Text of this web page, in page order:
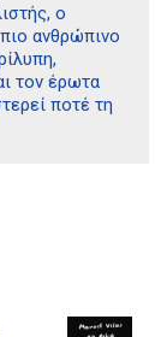
ο
ανθρώπινο
τον έρωτα
ποτέ τη